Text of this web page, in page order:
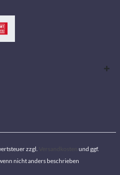
zzgl.
und ggf.
nicht anders beschrieben